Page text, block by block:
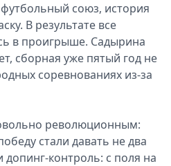
союз, история
В результате все
в проигрыше. Садырина
сборная уже пятый год не
соревнованиях из-за
революционным:
стали давать не два
допинг-контроль: с поля на